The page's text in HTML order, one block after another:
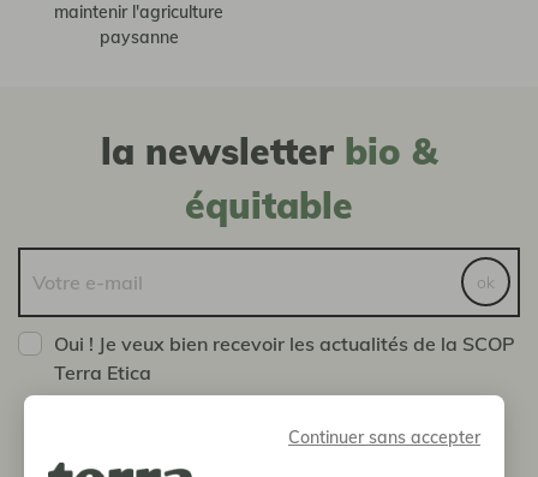
Continuer sans accepter
maintenir l'agriculture
paysanne
la newsletter bio &
équitable
Oui ! Je veux bien recevoir les actualités de la SCOP
Terra Etica
envoyant un message via la page Contact
ok